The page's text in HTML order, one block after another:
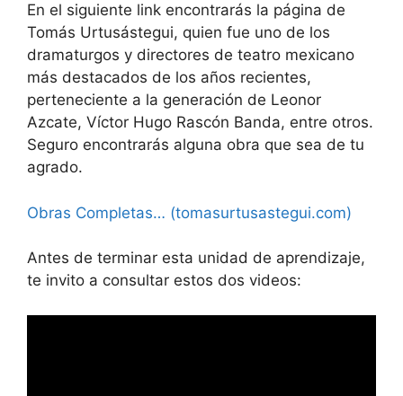
En el siguiente link encontrarás la página de
Tomás Urtusástegui, quien fue uno de los
dramaturgos y directores de teatro mexicano
más destacados de los años recientes,
perteneciente a la generación de Leonor
Azcate, Víctor Hugo Rascón Banda, entre otros.
Seguro encontrarás alguna obra que sea de tu
agrado.
Obras Completas… (tomasurtusastegui.com)
Antes de terminar esta unidad de aprendizaje,
te invito a consultar estos dos videos: